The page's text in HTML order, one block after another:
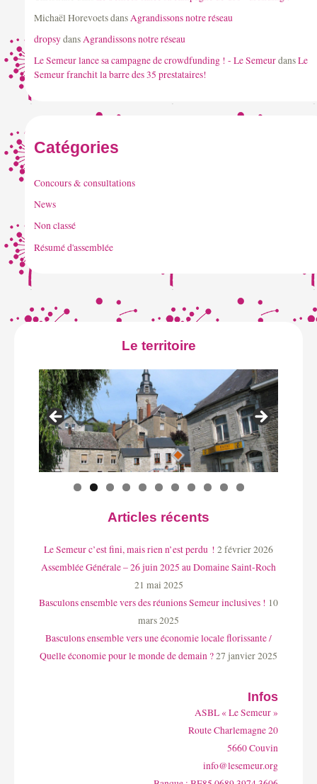
Michaël HorevoetsdansAgrandissons notre réseau
dropsydansAgrandissons notre réseau
Le Semeur lance sa campagne de crowdfunding ! - Le SemeurdansLe
Semeur franchit la barre des 35 prestataires!
Catégories
Concours & consultations
News
Non classé
Résumé d'assemblée
Le territoire
Articles récents
Le Semeur c’est fini, mais rien n’est perdu ! 2 février 2026
Assemblée Générale – 26 juin 2025 au Domaine Saint-Roch
21 mai 2025
Basculons ensemble vers des réunions Semeur inclusives ! 10
mars 2025
Basculons ensemble vers une économie locale florissante /
Quelle économie pour le monde de demain ?27 janvier 2025
Infos
ASBL « Le Semeur »
Route Charlemagne 20
5660 Couvin
info@lesemeur.org